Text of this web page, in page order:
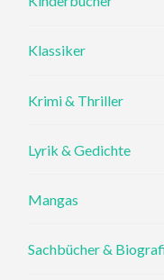
Klassiker
Krimi & Thriller
Lyrik & Gedichte
Mangas
Sachbücher &